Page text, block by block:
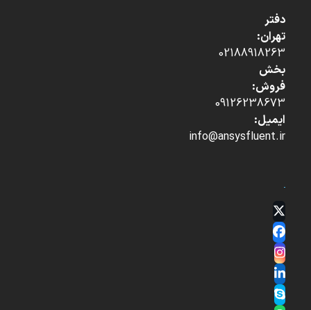
دفتر
تهران:
02188918263
بخش
فروش:
09126238673
ایمیل:
info@ansysfluent.ir
Twitter
(deprecated)
Facebook
Instagram
LinkedIn
Skype